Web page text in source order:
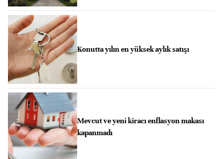
Konutta yılın en yüksek aylık satışı
Mevcut ve yeni kiracı enflasyon makası
kapanmadı